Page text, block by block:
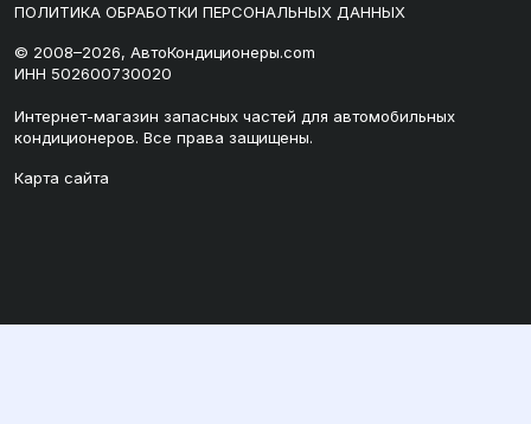
ПОЛИТИКА ОБРАБОТКИ ПЕРСОНАЛЬНЫХ ДАННЫХ
© 2008–2026, АвтоКондиционеры.com
ИНН 502600730020
Интернет-магазин запасных частей для автомобильных
кондиционеров. Все права защищены.
Карта сайта